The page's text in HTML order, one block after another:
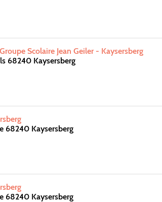
Scolaire Jean Geiler - Kaysersberg
68240 Kaysersberg
68240 Kaysersberg
68240 Kaysersberg